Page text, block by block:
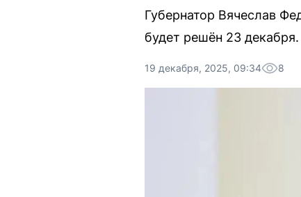
Губернатор Вячеслав
будет решён 23 декабря.
19 декабря, 2025, 09:34 8